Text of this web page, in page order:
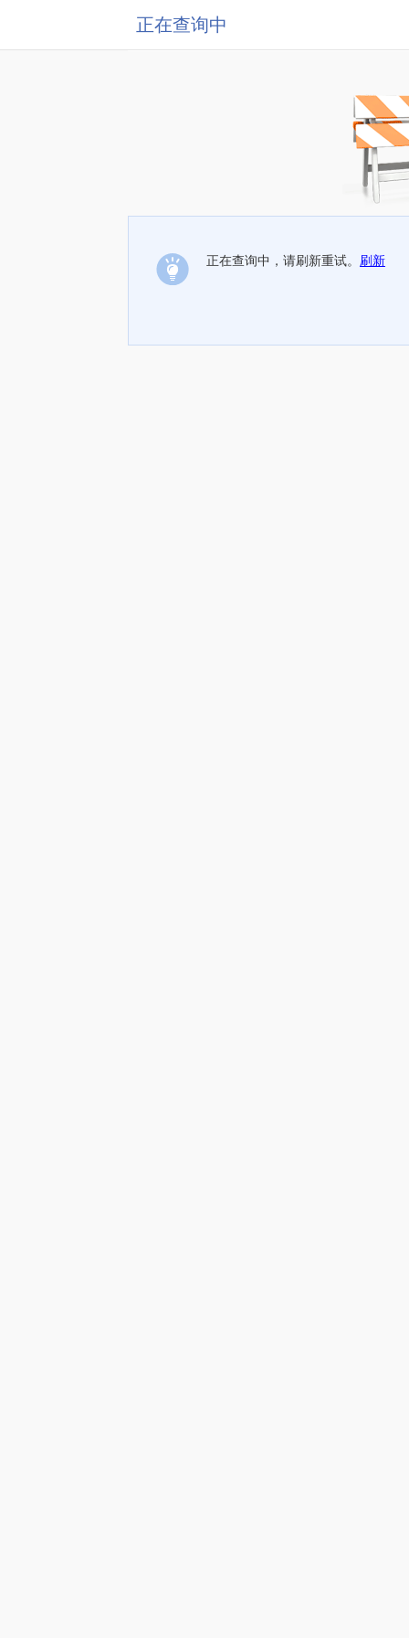
正在查询中
正在查询中，请刷新重试。 刷新